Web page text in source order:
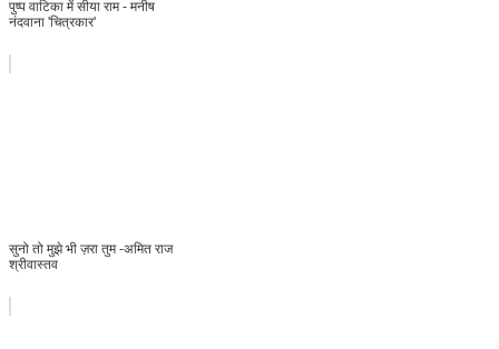
पुष्प वाटिका में सीया राम - मनीष
नंदवाना 'चित्रकार'
सुनो तो मुझे भी ज़रा तुम -अमित राज
श्रीवास्तव